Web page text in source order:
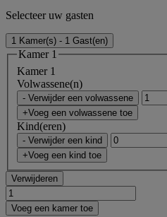
Selecteer uw gasten
1 Kamer(s) - 1 Gast(en)
Kamer 1
Kamer 1
Volwassene(n)
- Verwijder een volwassene
+Voeg een volwassene toe
Kind(eren)
- Verwijder een kind
+Voeg een kind toe
Verwijderen
Voeg een kamer toe